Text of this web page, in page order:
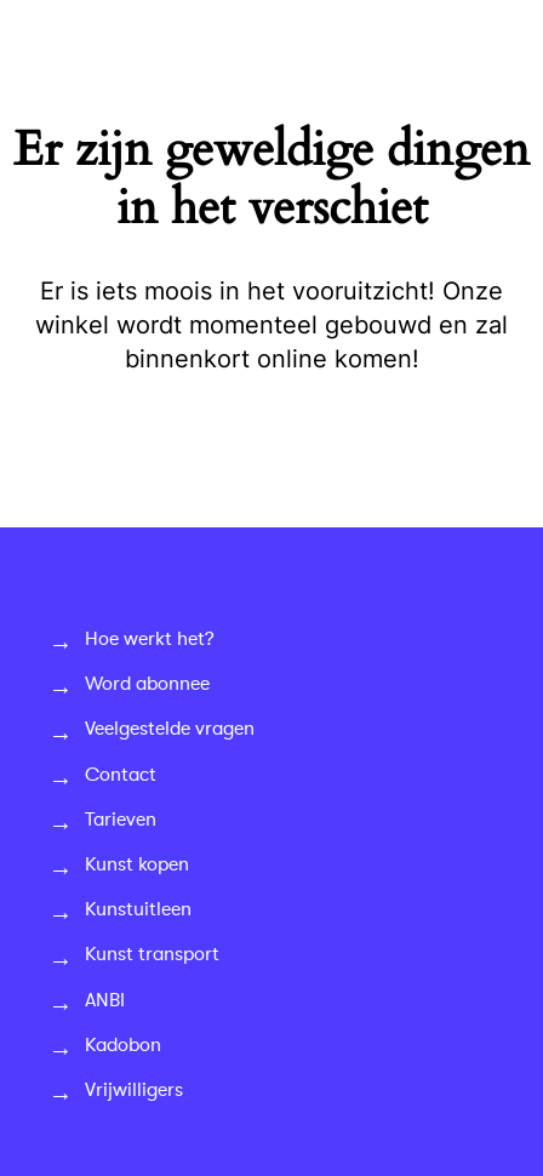
Er zijn geweldige dingen
in het verschiet
Er is iets moois in het vooruitzicht! Onze
winkel wordt momenteel gebouwd en zal
binnenkort online komen!
Hoe werkt het?
Word abonnee
Veelgestelde vragen
Contact
Tarieven
Kunst kopen
Kunstuitleen
Kunst transport
ANBI
Kadobon
Vrijwilligers